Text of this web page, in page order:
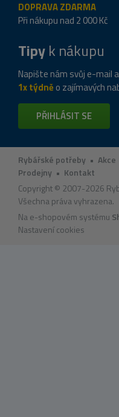
DOPRAVA ZDARMA
Při nákupu nad 2 000 Kč
Tipyk nákupu
Napište nám svůj e-mail
1x týdně o zajímavých
PŘIHLÁSIT SE
Rybářské potřeby • Akce
Prodejny • Kontakt
Copyright © 2007-2026
Všechna práva vyhrazena.
Na e-shopovém systému
Nastavení cookies